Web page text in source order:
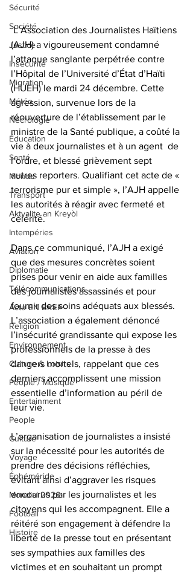
Sécurité
Société
Justice
Insécurité
Migration
Météo
Nécrologie
Éducation
Santé
Monde
Transport
Aktyalite an Kreyòl
Intempéries
Aviation
Diplomatie
Télécommunications
Actu EN BREF
Religion
Environnement
Culture & Loisirs
People / Musique
Entertainment
People
Culture
Voyage
Éphéméride
Mondial 2026
Football
Histoire
L’Association des Journalistes Haïtiens
(AJH) a vigoureusement condamné
l’attaque sanglante perpétrée contre
l’Hôpital de l’Université d’État d’Haïti
(HUEH) le mardi 24 décembre. Cette
agression, survenue lors de la
réouverture de l’établissement par le
ministre de la Santé publique, a coûté la
vie à deux journalistes et à un agent  de
l’ordre, et blessé grièvement sept
autres reporters. Qualifiant cet acte de «
terrorisme pur et simple », l’AJH appelle
les autorités à réagir avec fermeté et
célérité.
Dans ce communiqué, l’AJH a exigé
que des mesures concrètes soient
prises pour venir en aide aux familles
des journalistes assassinés et pour
fournir des soins adéquats aux blessés.
L’association a également dénoncé
l’insécurité grandissante qui expose les
professionnels de la presse à des
dangers mortels, rappelant que ces
derniers accomplissent une mission
essentielle d’information au péril de
leur vie.
L’organisation de journalistes a insisté
sur la nécessité pour les autorités de
prendre des décisions réfléchies,
évitant ainsi d’aggraver les risques
encourus par les journalistes et les
citoyens qui les accompagnent. Elle a
réitéré son engagement à défendre la
liberté de la presse tout en présentant
ses sympathies aux familles des
victimes et en souhaitant un prompt